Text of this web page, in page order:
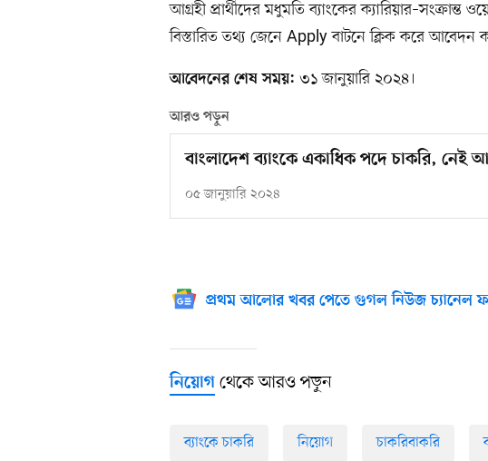
আগ্রহী প্রার্থীদের মধুমতি ব্যাংকের ক্যারিয়ার–সংক্রান্ত
বিস্তারিত তথ্য জেনে Apply বাটনে ক্লিক করে আবেদন
আবেদনের শেষ সময়: ৩১ জানুয়ারি ২০২৪।
আরও পড়ুন
বাংলাদেশ ব্যাংকে একাধিক পদে চাকরি, নেই
০৫ জানুয়ারি ২০২৪
প্রথম আলোর খবর পেতে গুগল নিউজ চ্যানেল
নিয়োগ থেকে আরও পড়ুন
ব্যাংকে চাকরি নিয়োগ চাকরিবাকরি